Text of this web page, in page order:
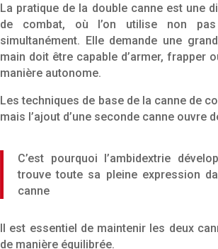
La pratique de la double canne est une
de combat, où l’on utilise non
simultanément. Elle demande une
main doit être capable d’armer, frapper
manière autonome.
Les techniques de base de la canne de
mais l’ajout d’une seconde canne ouvre
C’est pourquoi l’ambidextrie
trouve toute sa pleine expression
canne
Il est essentiel de maintenir les deux
de manière équilibrée.